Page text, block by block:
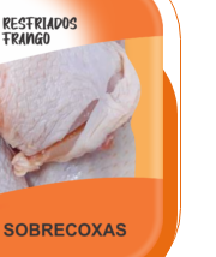
Salarial